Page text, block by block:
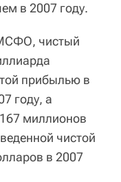
в 2007 году.
чистый
прибылью в
году, а
миллионов
чистой
в 2007